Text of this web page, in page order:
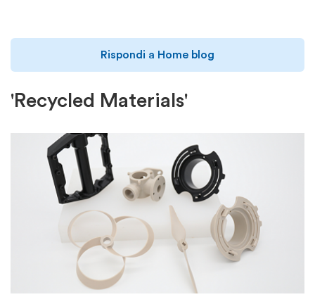
'Recycled Materials'
Rispondi a Home blog